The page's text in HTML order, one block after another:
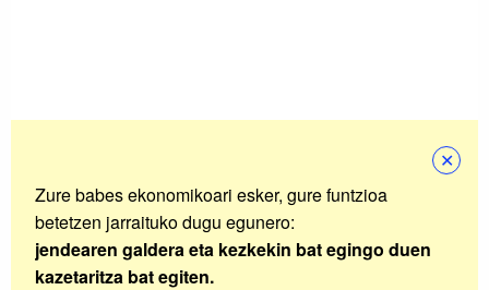
Zure babes ekonomikoari esker, gure funtzioa
betetzen jarraituko dugu egunero:
jendearen galdera eta kezkekin bat egingo duen
kazetaritza bat egiten.
✕